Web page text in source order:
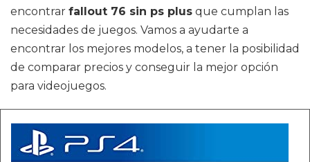
encontrar fallout 76 sin ps plus que cumplan las
necesidades de juegos. Vamos a ayudarte a
encontrar los mejores modelos, a tener la posibilidad
de comparar precios y conseguir la mejor opción
para videojuegos.